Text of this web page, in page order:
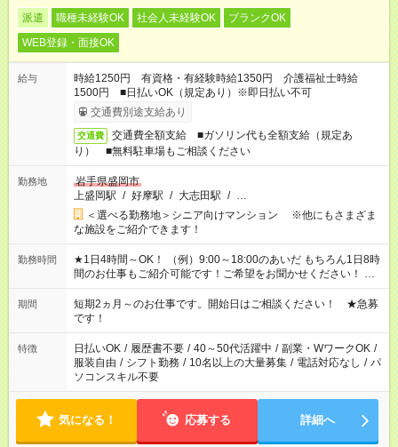
派遣 職種未経験OK 社会人未経験OK
ブランクOK
WEB登録・面接OK
給与
時給1250円 有資格・有経験時給1350円 介護福祉士時給
1500円 ■日払いOK（規定あり）※即日払い不可
交通費別途支給あり
交通費
交通費全額支給 ■ガソリン代も全額支給（規定あ
り） ■無料駐車場もご相談ください
勤務地
岩手県盛岡市
上盛岡駅 / 好摩駅 / 大志田駅 / …
＜選べる勤務地＞シニア向けマンション ※他にもさまざま
な施設をご紹介できます！
勤務時間
★1日4時間～OK！ （例）9:00～18:00のあいだ もちろん1日8時
間のお仕事もご紹介可能です！ご希望をお聞かせください！ ★
家庭の都合でお休みが必要な場合も遠慮なくご相談ください。
※週最低15時間以上の勤務が必要です
期間
短期2ヵ月～のお仕事です。開始日はご相談ください！ ★急募
です！
特徴 日払いOK / 履歴書不要 / 40～50代活躍中 / 副業・WワークOK /
服装自由 / シフト勤務 / 10名以上の大量募集 / 電話対応なし / パ
ソコンスキル不要
気になる！ 応募する 詳細へ